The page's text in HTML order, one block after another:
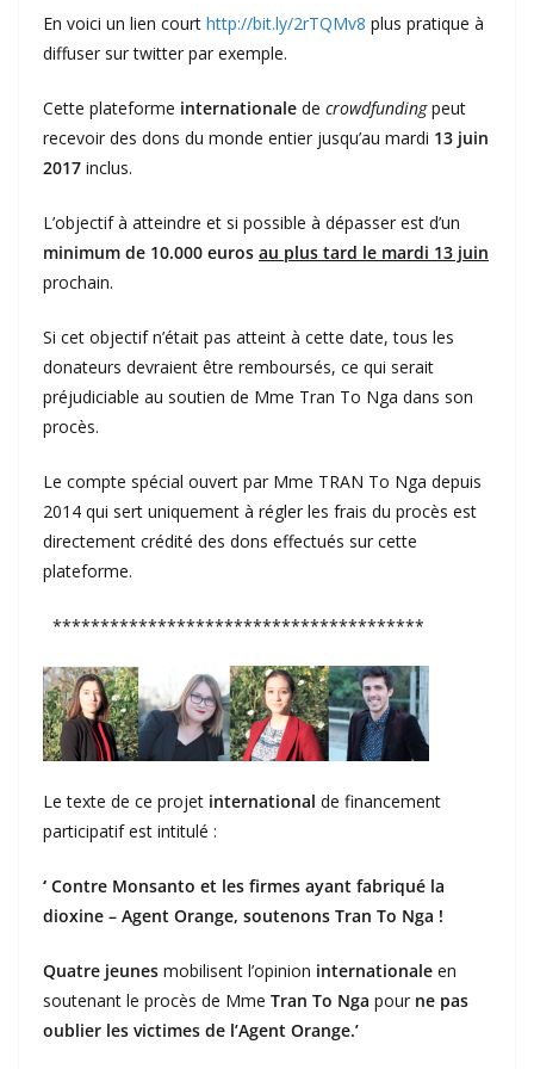
En voici un lien court http://bit.ly/2rTQMv8 plus pratique à
diffuser sur twitter par exemple.
Cette plateforme internationale de crowdfundingpeut
recevoir des dons du monde entier jusqu’au mardi 13 juin
2017 inclus.
L’objectif à atteindre et si possible à dépasser est d’un
minimum de 10.000 euros au plus tard le mardi 13 juin
prochain.
Si cet objectif n’était pas atteint à cette date, tous les
donateurs devraient être remboursés, ce qui serait
préjudiciable au soutien de Mme Tran To Nga dans son
procès.
Le compte spécial ouvert par Mme TRAN To Nga depuis
2014 qui sert uniquement à régler les frais du procès est
directement crédité des dons effectués sur cette
plateforme.
***************************************
Le texte de ce projet international de financement
participatif est intitulé :
‘ Contre Monsanto et les firmes ayant fabriqué la
dioxine – Agent Orange, soutenons Tran To Nga !
Quatre jeunes mobilisent l’opinion internationale en
soutenant le procès de Mme Tran To Nga pour ne pas
oublier les victimes de l’Agent Orange.’